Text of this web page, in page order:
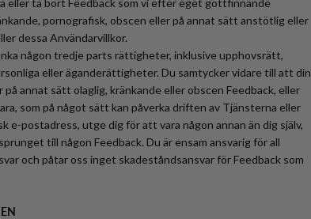
eller ta bort Feedback som vi efter eget gottfinnande
pornografisk, obscen eller på annat sätt anstötlig eller
dessa Användarvillkor.
någon tredje parts rättigheter, inklusive upphovsrätt,
eller äganderättigheter. Du samtycker vidare till att din
annat sätt olaglig, kränkande eller obscen Feedback, eller
som på något sätt kan påverka driften av Tjänsterna eller
e-postadress, utge dig för att vara någon annan än dig själv,
till någon Feedback. Du är ensam ansvarig för all
och påtar oss inget skadeståndsansvar för Feedback som